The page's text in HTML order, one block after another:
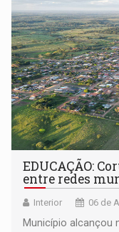
EDUCAÇÃO:
entre redes
Interior 06 de
Município alcançou